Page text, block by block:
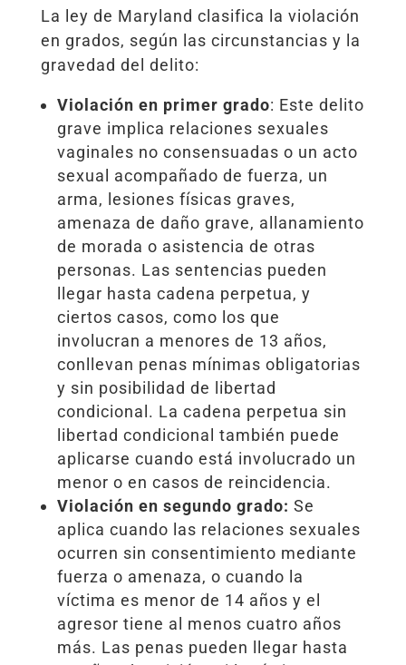
La ley de Maryland clasifica la violación
en grados, según las circunstancias y la
gravedad del delito:
Violación en primer grado: Este delito
grave implica relaciones sexuales
vaginales no consensuadas o un acto
sexual acompañado de fuerza, un
arma, lesiones físicas graves,
amenaza de daño grave, allanamiento
de morada o asistencia de otras
personas. Las sentencias pueden
llegar hasta cadena perpetua, y
ciertos casos, como los que
involucran a menores de 13 años,
conllevan penas mínimas obligatorias
y sin posibilidad de libertad
condicional. La cadena perpetua sin
libertad condicional también puede
aplicarse cuando está involucrado un
menor o en casos de reincidencia.
Violación en segundo grado: Se
aplica cuando las relaciones sexuales
ocurren sin consentimiento mediante
fuerza o amenaza, o cuando la
víctima es menor de 14 años y el
agresor tiene al menos cuatro años
más. Las penas pueden llegar hasta